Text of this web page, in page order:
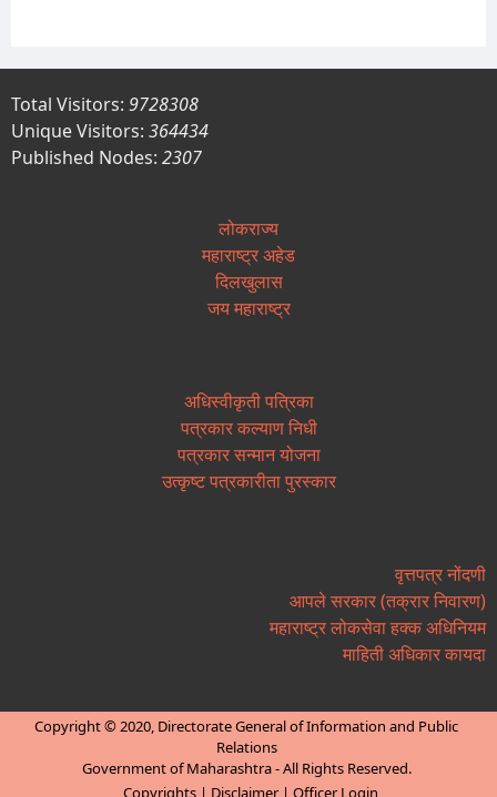
Total Visitors: 9728308
Unique Visitors: 364434
Published Nodes: 2307
लोकराज्य
महाराष्ट्र अहेड
दिलखुलास
जय महाराष्ट्र
अधिस्वीकृती पत्रिका
पत्रकार कल्याण निधी
पत्रकार सन्मान योजना
उत्कृष्ट पत्रकारीता पुरस्कार
वृत्तपत्र नोंदणी
आपले सरकार (तक्रार निवारण)
महाराष्ट्र लोकसेवा हक्क अधिनियम
माहिती अधिकार कायदा
Copyright © 2020, Directorate General of Information and Public
Relations
Government of Maharashtra - All Rights Reserved.
Copyrights| Disclaimer| Officer Login